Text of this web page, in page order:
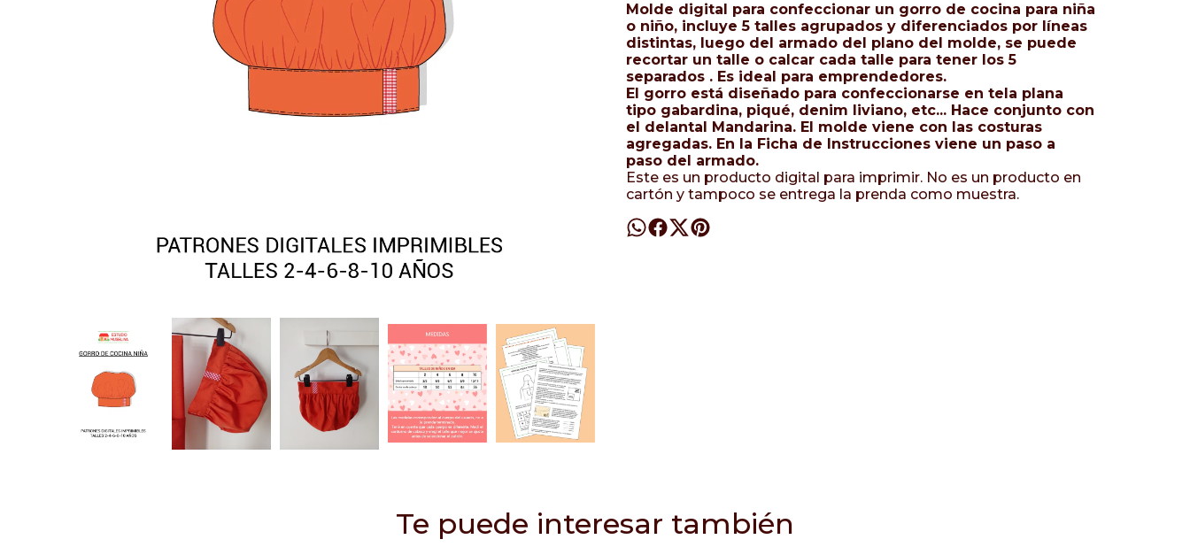
Molde digital para confeccionar un gorro de cocina para niña
o niño, incluye 5 talles agrupados y diferenciados por líneas
distintas, luego del armado del plano del molde, se puede
recortar un talle o calcar cada talle para tener los 5
separados . Es ideal para emprendedores.
El gorro está diseñado para confeccionarse en tela plana
tipo gabardina, piqué, denim liviano, etc... Hace conjunto con
el delantal Mandarina. El molde viene con las costuras
agregadas. En la Ficha de Instrucciones viene un paso a
paso del armado.
Este es un producto digital para imprimir. No es un producto en
cartón y tampoco se entrega la prenda como muestra.
Te puede interesar también